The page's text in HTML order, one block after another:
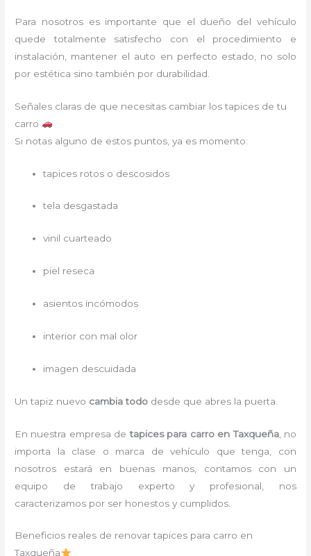
Para nosotros es importante que el dueño del vehículo
quede totalmente satisfecho con el procedimiento e
instalación, mantener el auto en perfecto estado, no solo
por estética sino también por durabilidad.
Señales claras de que necesitas cambiar los tapices de tu
carro
Si notas alguno de estos puntos, ya es momento:
tapices rotos o descosidos
tela desgastada
vinil cuarteado
piel reseca
asientos incómodos
interior con mal olor
imagen descuidada
Un tapiz nuevo cambia todo desde que abres la puerta.
En nuestra empresa detapices para carroen Taxqueña, no
importa la clase o marca de vehículo que tenga, con
nosotros estará en buenas manos, contamos con un
equipo de trabajo experto y profesional, nos
caracterizamos por ser honestos y cumplidos.
Beneficios reales de renovar tapices para carro en
Taxqueña